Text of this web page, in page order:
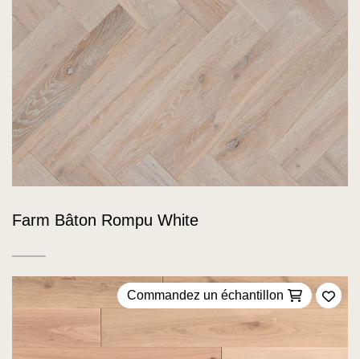
Farm Bâton Rompu White
Commandez un échantillon